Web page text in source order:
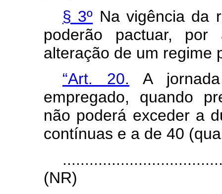
§ 3º Na vigência da
poderão pactuar, por
alteração de um regime
“Art. 20. A
empregado, quando
não poderá exceder a
contínuas e a de 40
(NR)